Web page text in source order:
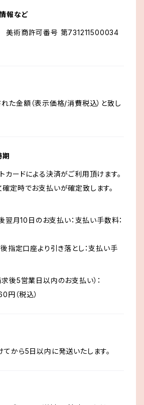
報など
美術商許可番号 第731211500034
た金額（表示価格/消費税込）と致し
期
カードによる決済がご利用頂けます。
定時でお支払いが確定致します。
翌月10日のお支払い：支払い手数料：
指定口座より引き落とし：支払い手
後5営業日以内のお支払い）：
円（税込）
から5日以内に発送いたします。